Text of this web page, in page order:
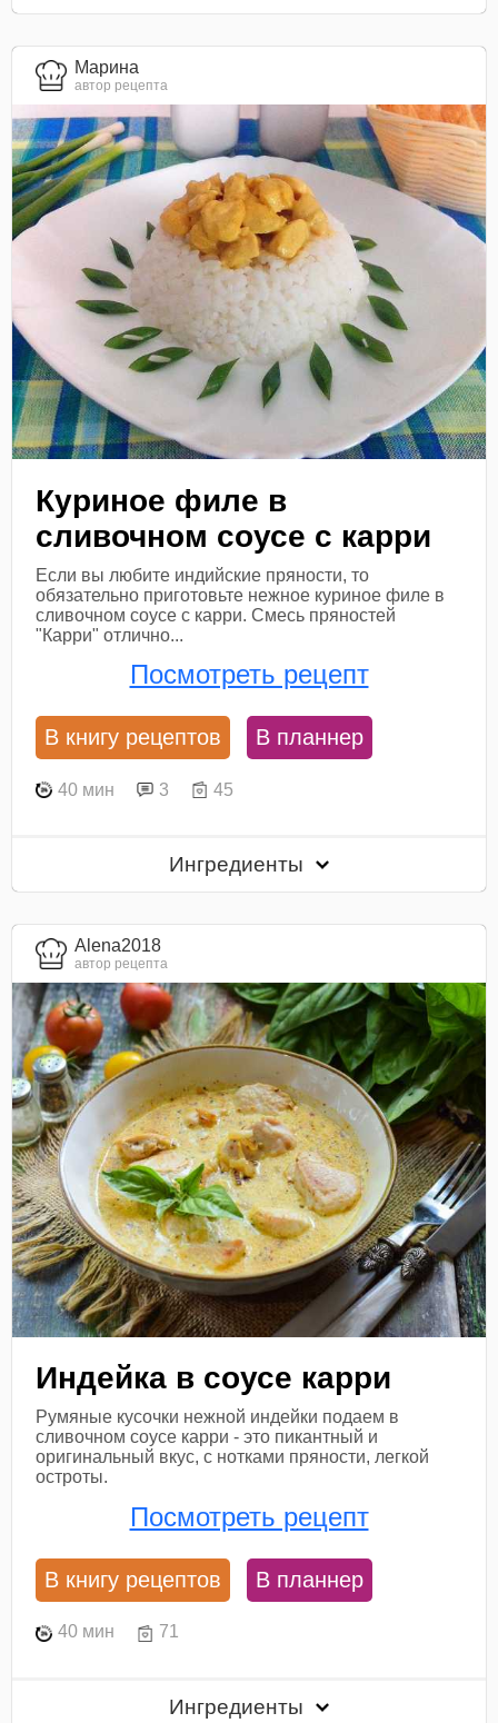
Марина
автор рецепта
Куриное филе в
сливочном соусе с карри
Если вы любите индийские пряности, то
обязательно приготовьте нежное куриное филе в
сливочном соусе с карри. Смесь пряностей
"Карри" отлично...
Посмотреть рецепт
В книгу рецептов В планнер
40 мин 3 45
Ингредиенты
Alena2018
автор рецепта
Индейка в соусе карри
Румяные кусочки нежной индейки подаем в
сливочном соусе карри - это пикантный и
оригинальный вкус, с нотками пряности, легкой
остроты.
Посмотреть рецепт
В книгу рецептов В планнер
40 мин 71
Ингредиенты